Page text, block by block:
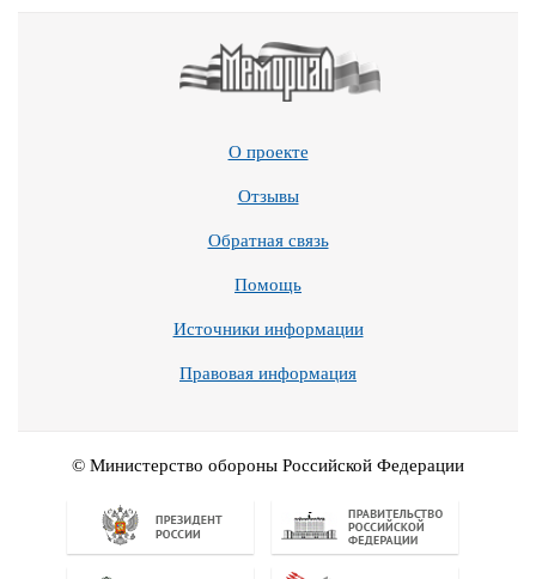
О проекте
Отзывы
Обратная связь
Помощь
Источники информации
Правовая информация
© Министерство обороны Российской Федерации